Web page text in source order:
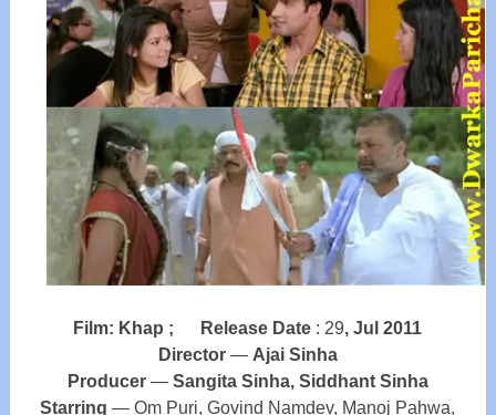
Film: Khap ; Release Date : 29, Jul 2011
Director— Ajai Sinha
Producer— Sangita Sinha, Siddhant Sinha
Starring — Om Puri, Govind Namdev, Manoj Pahwa,